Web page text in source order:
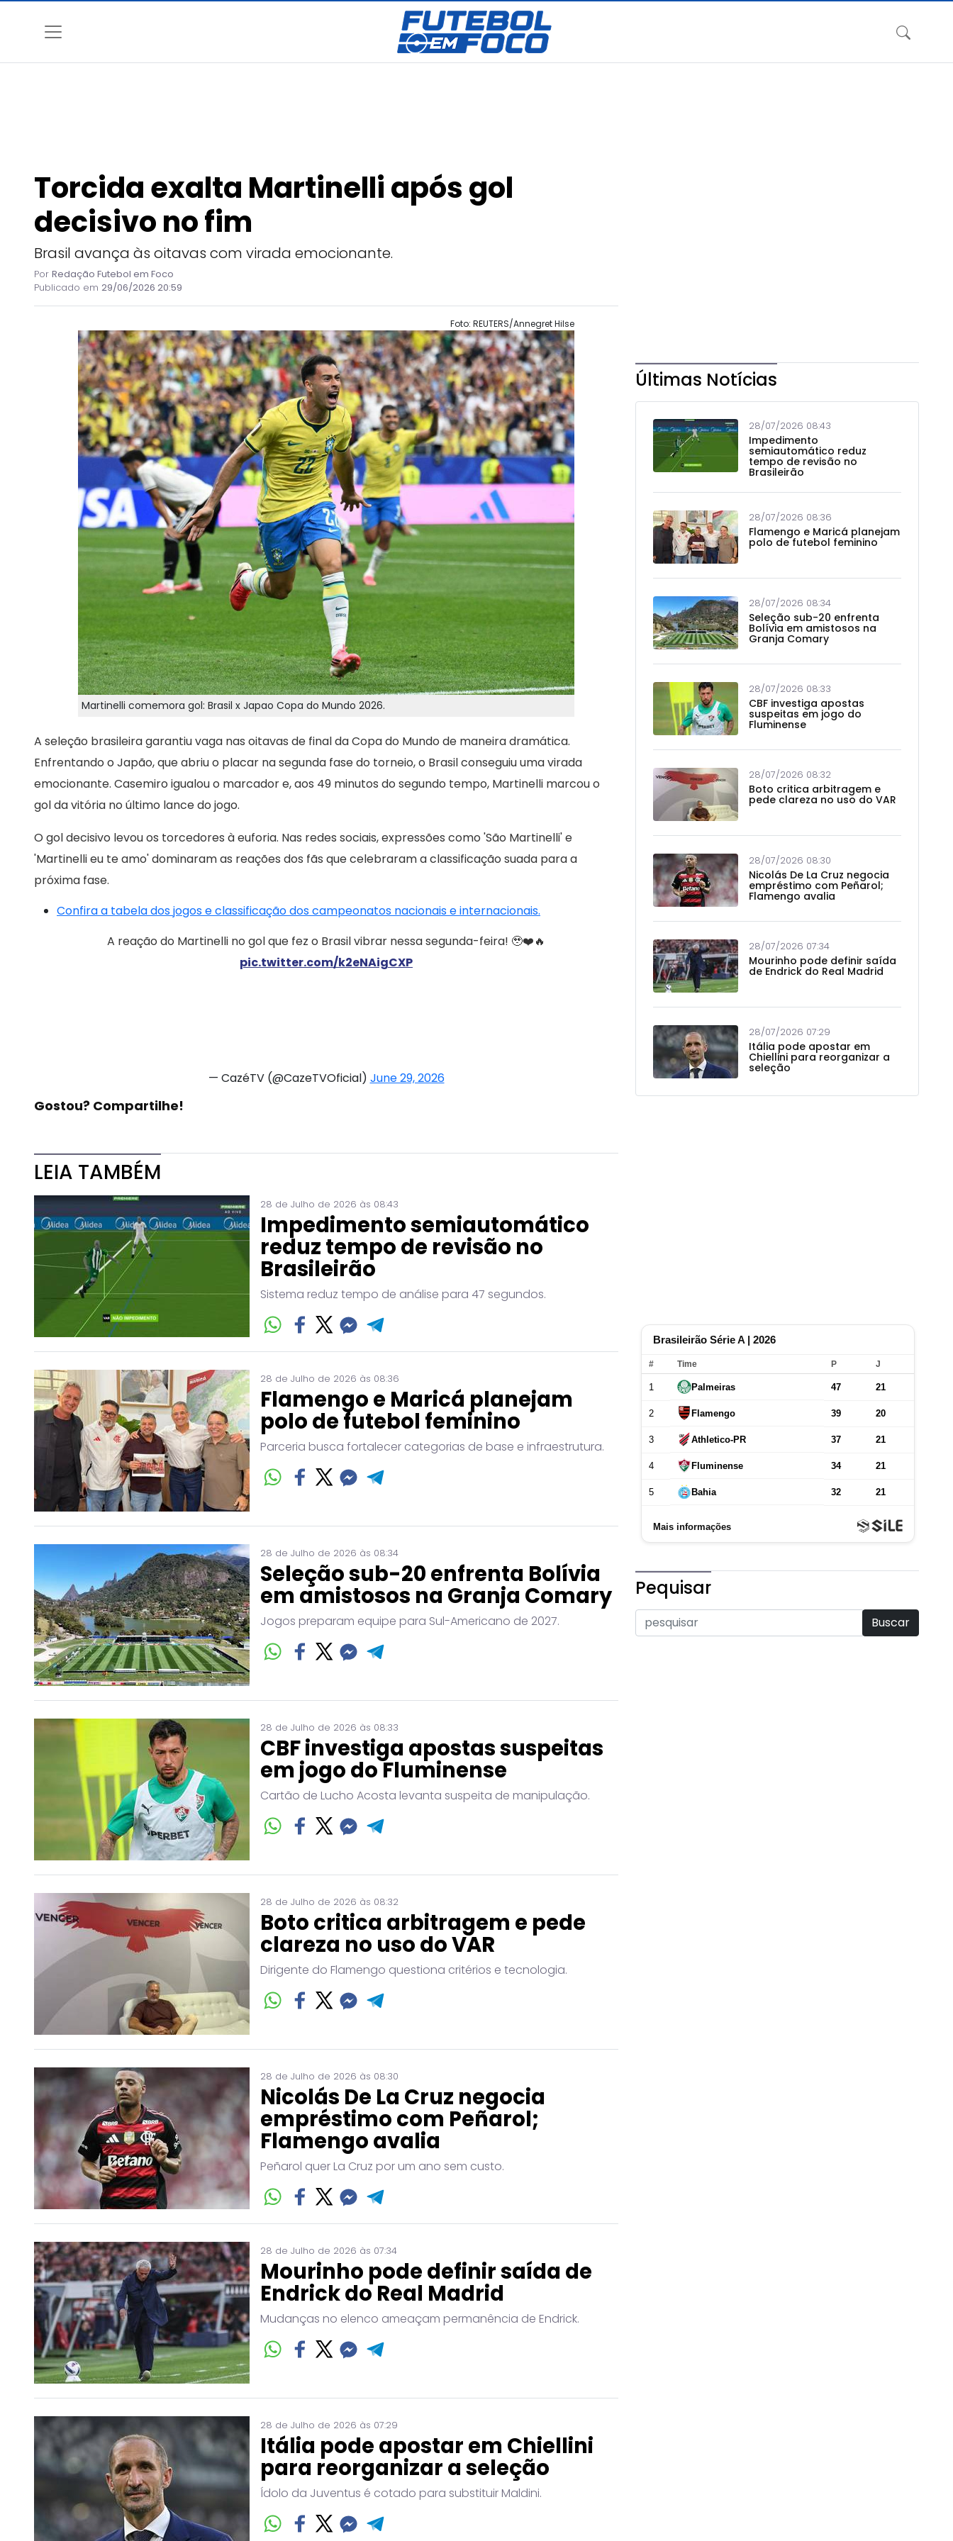
Torcida exalta Martinelli após gol
decisivo no fim
Brasil avança às oitavas com virada emocionante.
Por Redação Futebol em Foco
Publicado em 29/06/2026 20:59
Foto: REUTERS/Annegret Hilse
Martinelli comemora gol: Brasil x Japao Copa do Mundo 2026.
A seleção brasileira garantiu vaga nas oitavas de final da Copa do Mundo de maneira dramática.
Enfrentando o Japão, que abriu o placar na segunda fase do torneio, o Brasil conseguiu uma virada
emocionante. Casemiro igualou o marcador e, aos 49 minutos do segundo tempo, Martinelli marcou o
gol da vitória no último lance do jogo.
O gol decisivo levou os torcedores à euforia. Nas redes sociais, expressões como 'São Martinelli' e
'Martinelli eu te amo' dominaram as reações dos fãs que celebraram a classificação suada para a
próxima fase.
Confira a tabela dos jogos e classificação dos campeonatos nacionais e internacionais.
A reação do Martinelli no gol que fez o Brasil vibrar nessa segunda-feira! 🥹❤️🔥
pic.twitter.com/k2eNAigCXP
— CazéTV (@CazeTVOficial) June 29, 2026
Gostou? Compartilhe!
LEIA TAMBÉM
28 de Julho de 2026 às 08:43
Impedimento semiautomático
reduz tempo de revisão no
Brasileirão
Sistema reduz tempo de análise para 47 segundos.
28 de Julho de 2026 às 08:36
Flamengo e Maricá planejam
polo de futebol feminino
Parceria busca fortalecer categorias de base e infraestrutura.
28 de Julho de 2026 às 08:34
Seleção sub-20 enfrenta Bolívia
em amistosos na Granja Comary
Jogos preparam equipe para Sul-Americano de 2027.
28 de Julho de 2026 às 08:33
CBF investiga apostas suspeitas
em jogo do Fluminense
Cartão de Lucho Acosta levanta suspeita de manipulação.
28 de Julho de 2026 às 08:32
Boto critica arbitragem e pede
clareza no uso do VAR
Dirigente do Flamengo questiona critérios e tecnologia.
28 de Julho de 2026 às 08:30
Nicolás De La Cruz negocia
empréstimo com Peñarol;
Flamengo avalia
Peñarol quer La Cruz por um ano sem custo.
28 de Julho de 2026 às 07:34
Mourinho pode definir saída de
Endrick do Real Madrid
Mudanças no elenco ameaçam permanência de Endrick.
28 de Julho de 2026 às 07:29
Itália pode apostar em Chiellini
para reorganizar a seleção
Ídolo da Juventus é cotado para substituir Maldini.
Últimas Notícias
28/07/2026 08:43
Impedimento
semiautomático reduz
tempo de revisão no
Brasileirão
28/07/2026 08:36
Flamengo e Maricá planejam
polo de futebol feminino
28/07/2026 08:34
Seleção sub-20 enfrenta
Bolívia em amistosos na
Granja Comary
28/07/2026 08:33
CBF investiga apostas
suspeitas em jogo do
Fluminense
28/07/2026 08:32
Boto critica arbitragem e
pede clareza no uso do VAR
28/07/2026 08:30
Nicolás De La Cruz negocia
empréstimo com Peñarol;
Flamengo avalia
28/07/2026 07:34
Mourinho pode definir saída
de Endrick do Real Madrid
28/07/2026 07:29
Itália pode apostar em
Chiellini para reorganizar a
seleção
Pequisar